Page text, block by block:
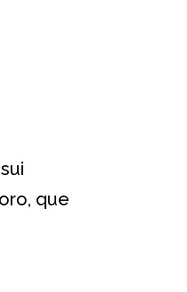
que